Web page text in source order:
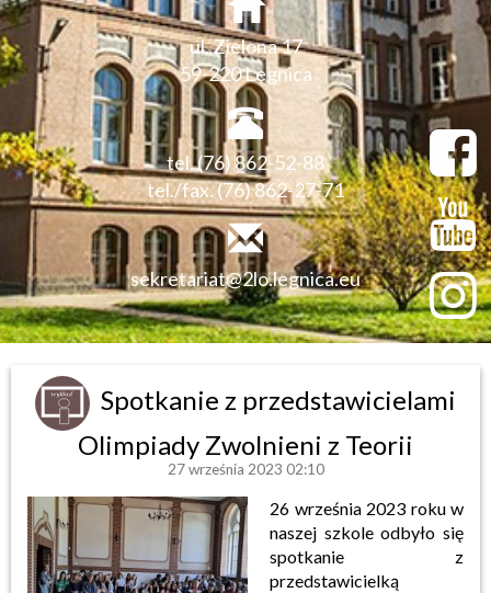
ul. Zielona 17
59-220 Legnica
tel. (76) 862-52-88
tel./fax. (76) 862-27-71
sekretariat@2lo.legnica.eu
Spotkanie z przedstawicielami
Olimpiady Zwolnieni z Teorii
27 września 2023 02:10
26 września 2023 roku w
naszej szkole odbyło się
spotkanie z
przedstawicielką